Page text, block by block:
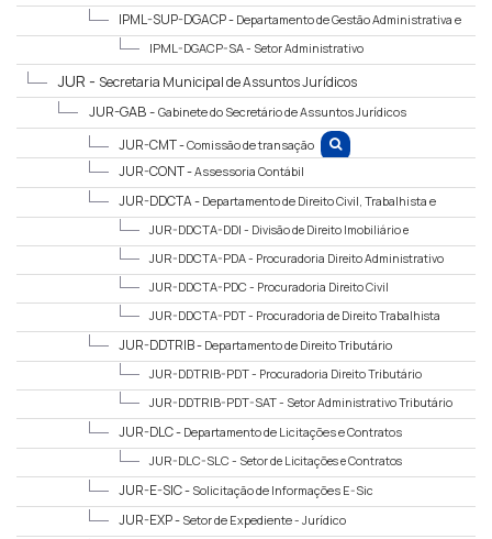
IPML-SUP-DGACP - Departamento de Gestão Administrativa e
Compensação PrevidenciáriaIPML-DGACP-SA - Setor Administrativo
JUR - Secretaria Municipal de Assuntos Jurídicos
JUR-GAB - Gabinete do Secretário de Assuntos Jurídicos
JUR-CMT -Comissão de transação
JUR-CONT -Assessoria Contábil
JUR-DDCTA - Departamento de Direito Civil, Trabalhista e
JUR-DDCTA-DDI - Divisão de Direito Imobiliário e
JUR-DDCTA-PDA - Procuradoria Direito Administrativo
JUR-DDCTA-PDC - Procuradoria Direito Civil
JUR-DDCTA-PDT - Procuradoria de Direito Trabalhista
JUR-DDTRIB - Departamento de Direito Tributário
JUR-DDTRIB-PDT - Procuradoria Direito Tributário
JUR-DDTRIB-PDT-SAT - Setor Administrativo Tributário
JUR-DLC - Departamento de Licitações e Contratos
JUR-DLC-SLC - Setor de Licitações e Contratos
JUR-E-SIC - Solicitação de Informações E-Sic
JUR-EXP - Setor de Expediente - Jurídico